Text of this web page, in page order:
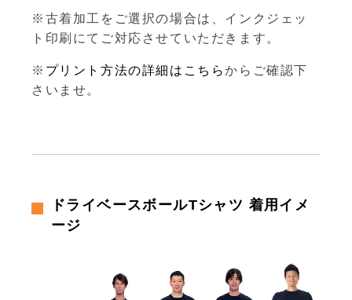
※古着加工をご選択の場合は、インクジェッ
ト印刷にてご対応させていただきます。
※ プリント方法の詳細はこちらからご確認下
さいませ。
ドライベースボールTシャツ 着用イメ
ージ